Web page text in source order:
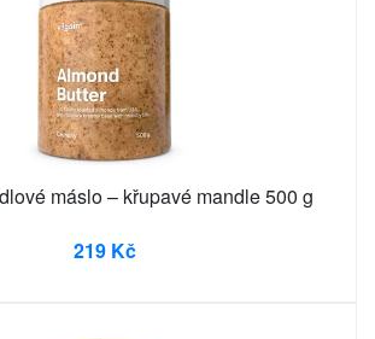
máslo – křupavé mandle 500 g
219 Kč